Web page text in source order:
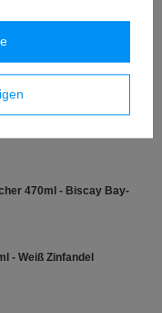
:)
470ml - Biscay Bay-
- Weiß Zinfandel